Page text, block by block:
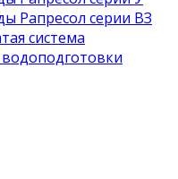
Рапресол серии ВЗ
система